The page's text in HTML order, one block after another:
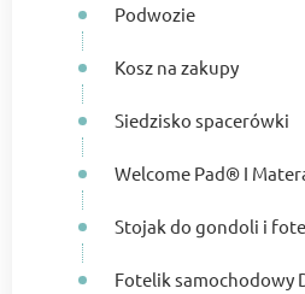
Podwozie
Kosz na zakupy
Siedzisko spacerówki
Welcome Pad® I
Stojak do gondoli i
Fotelik samochodowy